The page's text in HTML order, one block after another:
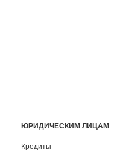
ЮРИДИЧЕСКИМ ЛИЦАМ
Кредиты